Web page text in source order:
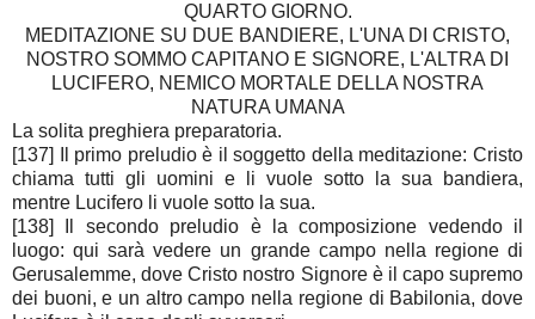
QUARTO GIORNO.
MEDITAZIONE SU DUE BANDIERE, L'UNA DI CRISTO,
NOSTRO SOMMO CAPITANO E SIGNORE, L'ALTRA DI
LUCIFERO, NEMICO MORTALE DELLA NOSTRA
NATURA UMANA
La solita preghiera preparatoria.
[137] Il primo preludio è il soggetto della meditazione: Cristo
chiama tutti gli uomini e li vuole sotto la sua bandiera,
mentre Lucifero li vuole sotto la sua.
[138] Il secondo preludio è la composizione vedendo il
luogo: qui sarà vedere un grande campo nella regione di
Gerusalemme, dove Cristo nostro Signore è il capo supremo
dei buoni, e un altro campo nella regione di Babilonia, dove